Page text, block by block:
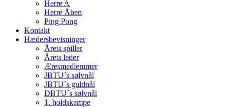
Herre A
Herre Åben
Ping Pong
Kontakt
Hædersbevisninger
Årets spiller
Årets leder
Æresmedlemmer
JBTU´s sølvnål
JBTU´s guldnål
DBTU´s sølvnål
1. holdskampe